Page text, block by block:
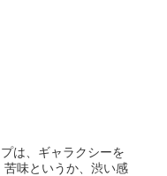
は、ギャラクシーを
味というか、渋い感